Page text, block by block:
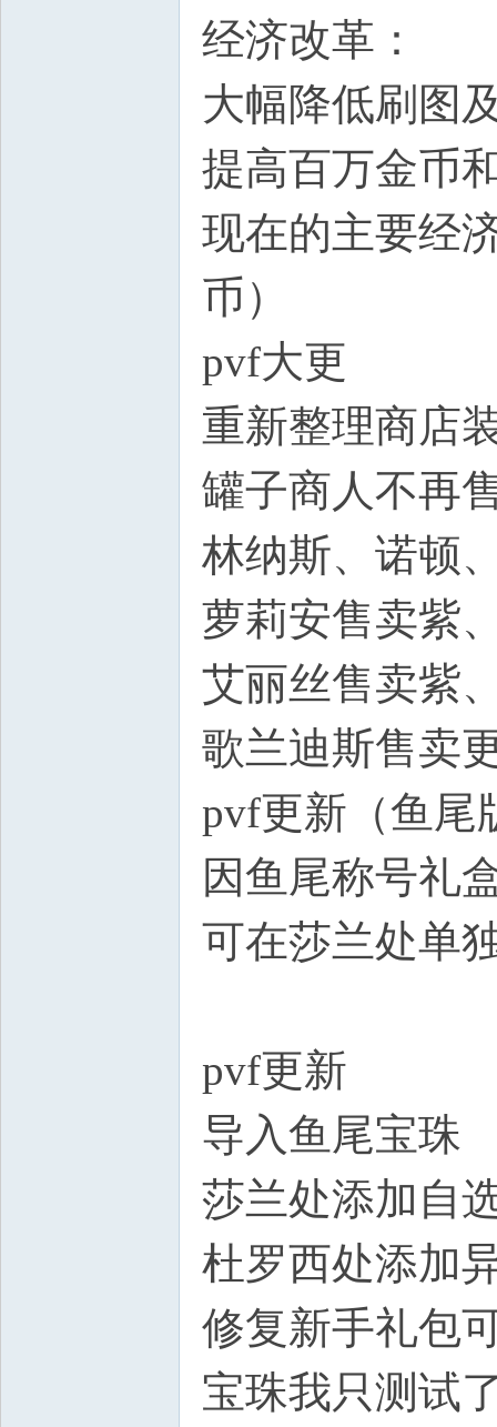
经济改革：
大幅降低刷图
提高百万金币
现在的主要经
币）
pvf大更
重新整理商店
罐子商人不再
林纳斯、诺顿
萝莉安售卖紫
艾丽丝售卖紫
歌兰迪斯售卖
pvf更新（鱼尾
因鱼尾称号礼
可在莎兰处单
pvf更新
导入鱼尾宝珠
莎兰处添加自
杜罗西处添加
修复新手礼包
宝珠我只测试